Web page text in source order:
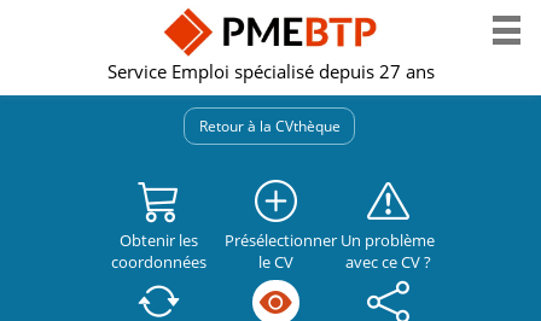
Service Emploi spécialisé depuis 27 ans
Retour à la CVthèque
Obtenir les
coordonnées
Présélectionner
le CV
Un problème
avec ce CV ?